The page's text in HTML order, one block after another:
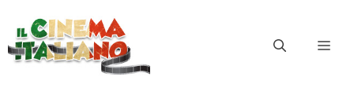
contenuto